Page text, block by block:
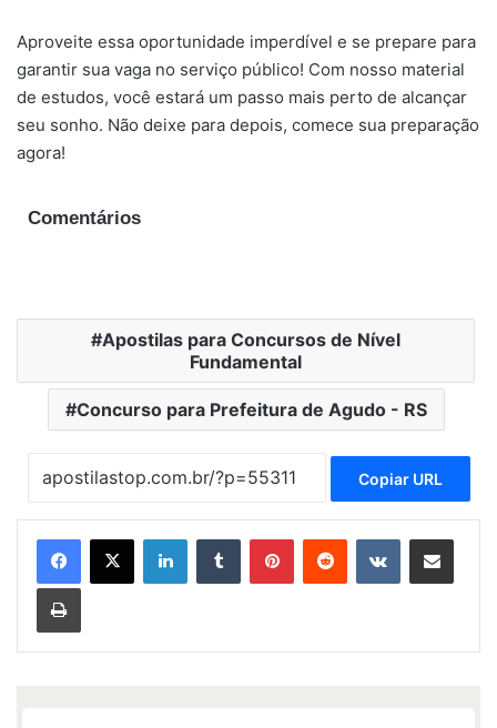
Aproveite essa oportunidade imperdível e se prepare para
garantir sua vaga no serviço público! Com nosso material
de estudos, você estará um passo mais perto de alcançar
seu sonho. Não deixe para depois, comece sua preparação
agora!
Comentários
Apostilas para Concursos de Nível
Fundamental
Concurso para Prefeitura de Agudo - RS
Copiar URL
LinkedinTumblr PinterestReddit VK Compartilhar via e-mail
Imprimir